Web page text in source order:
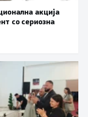
акција
со сериозна